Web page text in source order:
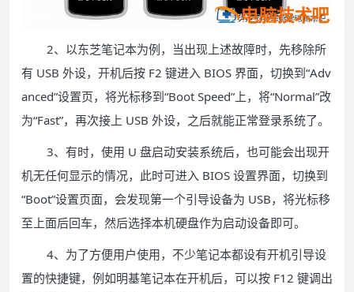
2、以东芝笔记本为例，当出现上述故障时，先移除所
有 USB 外设，开机后按 F2 键进入 BIOS 界面，切换到“Adv
anced”设置页，将光标移到“Boot Speed”上，将“Normal”改
为“Fast”，再次接上 USB 外设，之后就能正常登录系统了。
3、有时，使用 U 盘启动安装系统后，也可能会出现开
机无任何显示的情况，此时可进入 BIOS 设置界面，切换到
“Boot”设置页面，会发现第一个引导设备为 USB，将光标移
至上面后回车，然后选择本机硬盘作为启动设备即可。
4、为了方便用户使用，不少笔记本都设有开机引导设
置的快捷键，例如明基笔记本在开机后，可以按 F12 键调出